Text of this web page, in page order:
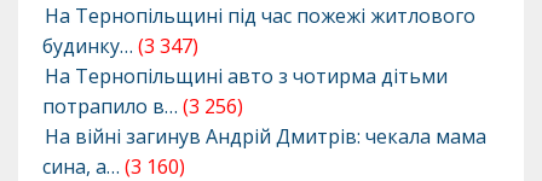
На Тернопільщині під час пожежі житлового
будинку… (3 347)
На Тернопільщині авто з чотирма дітьми
потрапило в… (3 256)
На війні загинув Андрій Дмитрів: чекала мама
сина, а… (3 160)